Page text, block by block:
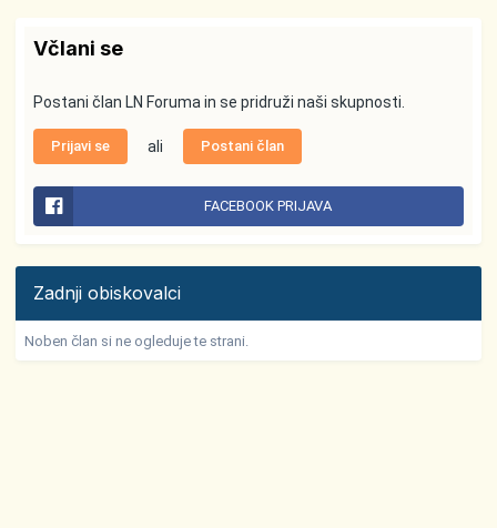
Včlani se
Postani član LN Foruma in se pridruži naši skupnosti.
Prijavi se ali Postani član
FACEBOOK PRIJAVA
Zadnji obiskovalci
Noben član si ne ogleduje te strani.